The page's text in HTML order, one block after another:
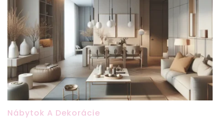
Nábytok A Dekorácie